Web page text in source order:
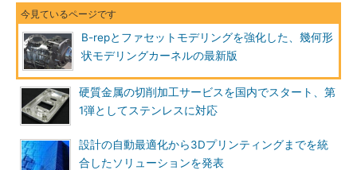
B-repとファセットモデリングを強化した、幾何形
状モデリングカーネルの最新版
硬質金属の切削加工サービスを国内でスタート、第
1弾としてステンレスに対応
設計の自動最適化から3Dプリンティングまでを統
合したソリューションを発表